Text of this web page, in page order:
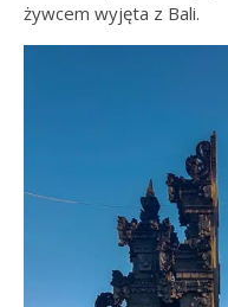
żywcem wyjęta z Bali.